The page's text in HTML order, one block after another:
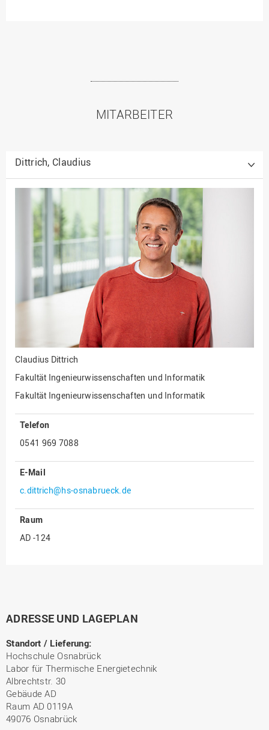
MITARBEITER
Dittrich, Claudius
Claudius Dittrich
Fakultät Ingenieurwissenschaften und Informatik
Fakultät Ingenieurwissenschaften und Informatik
Telefon
0541 969 7088
E-Mail
c.dittrich@hs-osnabrueck.de
Raum
AD -124
ADRESSE UND LAGEPLAN
Standort / Lieferung:
Hochschule Osnabrück
Labor für Thermische Energietechnik
Albrechtstr. 30
Gebäude AD
Raum AD 0119A
49076 Osnabrück